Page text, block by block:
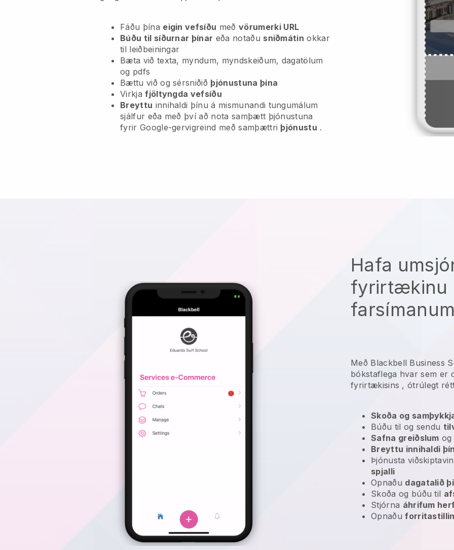
Fáðu þína eigin vefsíðu með vörumerki URL
Búðu til síðurnar þínar eða notaðu sniðmátin okkar
til leiðbeiningar
Bæta við texta, myndum, myndskeiðum, dagatölum
og pdfs
Bættu við og sérsniðið þjónustuna þína
Virkjafjöltyngda vefsíðu
Breyttu innihaldi þínu á mismunandi tungumálum
sjálfur eða með því að nota samþætt þjónustuna
fyrir Google-gervigreind með samþættri þjónustu .
Hafa
fyrirtækinu
Með Blackbell Business
bókstaflega hvar sem er
fyrirtækisins , ótrúlegt
Skoða og
Búðu til og sendu
Safna greiðslum
Breyttu innihaldi
Þjónusta
spjalli
Opnaðu dagatalið
Skoða og búðu til
Stjórna áhrifum
Opnaðu